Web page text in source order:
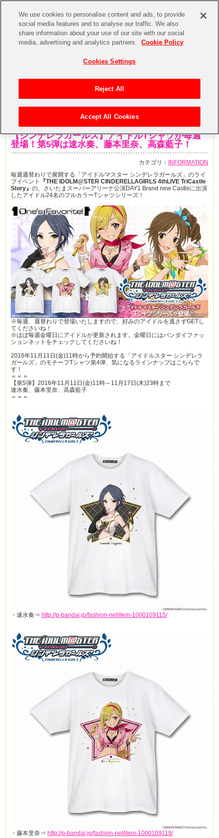
【シンデレラガールズ】アイドルTシャツが毎週
登場！第5弾は速水奏、藤本里奈、高森藍子！
カテゴリ：
INFORMATION
毎週週替わりで展開する「アイドルマスター シンデレラガールズ」のライ
ブイベント
『THE IDOLM@STER CINDERELLAGIRLS 4thLIVE TriCastle
Story』 の、さいたまスーパーアリーナ公演DAY1 Brand new Castleに出演
したアイドル24名のフルカラーTシャツシリーズ！
※毎週、週替わりで登場いたしますので、好みのアイドルを逃さずGETし
てくださいね！
※ほぼ毎週金曜日にアイドルが更新されます。金曜日にはバンダイファッ
ションネットをチェックしてくださいね！
2016年11月11日(金)11時から予約開始する「アイドルスター シンデレラ
ガールズ」のモチーフTシャツ第4弾、気になるラインナップはこちらで
す！
＝＝＝
【第5弾】2016年11月11日(金)11時～11月17日(木)23時まで
速水奏、藤本里奈、高森藍子
＝＝＝
・速水奏⇒ http://p-bandai.jp/fashion-net/item-1000109115/
・藤本里奈⇒ http://p-bandai.jp/fashion-net/item-1000109119/
We use cookies to personalise content and ads, to provide
social media features and to analyse our traffic. We also
share information about your use of our site with our social
media, advertising and analytics partners.
Cookie Policy
Cookies Settings
Reject All
Accept All Cookies